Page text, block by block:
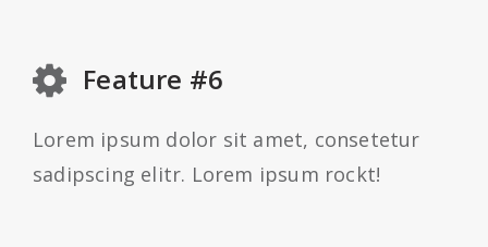
Feature #6
Lorem ipsum dolor sit amet, consetetur
sadipscing elitr. Lorem ipsum rockt!